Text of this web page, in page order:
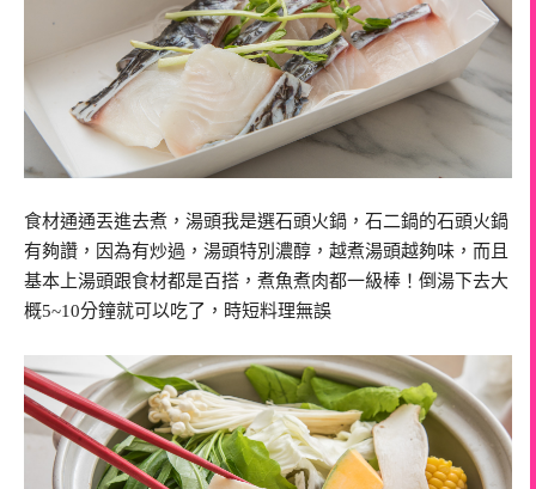
食材通通丟進去煮，湯頭我是選石頭火鍋，石二鍋的石頭火鍋
有夠讚，因為有炒過，湯頭特別濃醇，越煮湯頭越夠味，而且
基本上湯頭跟食材都是百搭，煮魚煮肉都一級棒！倒湯下去大
概5~10分鐘就可以吃了，時短料理無誤